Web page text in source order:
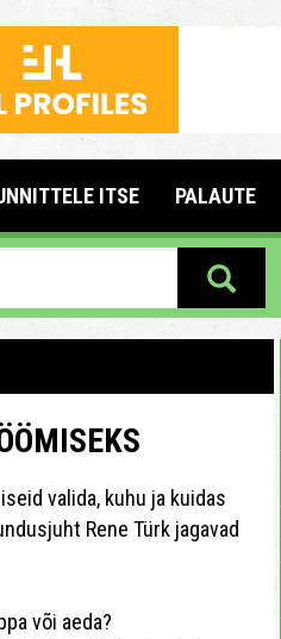
ITSE PALAUTE
valida, kuhu ja kuidas
Rene Türk jagavad
või aeda?